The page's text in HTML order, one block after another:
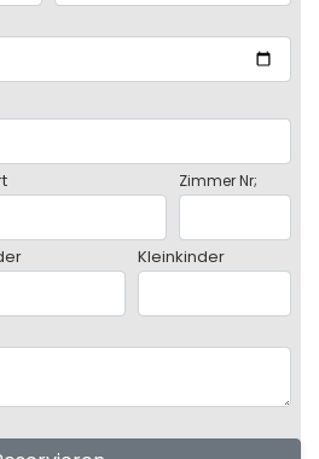
Zimmer Nr;
Kleinkinder